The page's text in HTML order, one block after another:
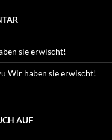
sie erwischt!
Wir haben sie erwischt!
AUF